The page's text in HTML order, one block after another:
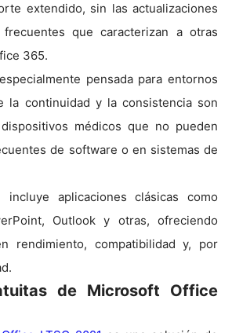
extendido, sin las actualizaciones
que caracterizan a otras
365.
pensada para entornos
la continuidad y la consistencia son
médicos que no pueden
de software o en sistemas de
incluye aplicaciones clásicas como
Outlook y otras, ofreciendo
rendimiento, compatibilidad y, por
de Microsoft Office